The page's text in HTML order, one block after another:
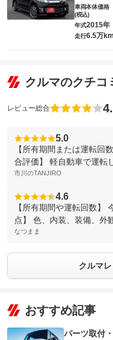
車両本体価格
(税込)
年式2015年
走行6.5万km
クルマのクチコ
レビュー総合
5.0
【所有期間または運転回
合評価】 軽自動車で運転
市川のTANJIRO
4.6
【所有期間や運転回数】
点】 色、内装、装備、外
なつまま
クルマ
おすすめ記事
パーツ取付